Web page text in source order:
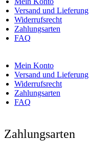
Versand und Lieferung
Widerrufsrecht
Zahlungsarten
FAQ
Mein Konto
Versand und Lieferung
Widerrufsrecht
Zahlungsarten
FAQ
Zahlungsarten